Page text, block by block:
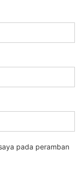
pada peramban